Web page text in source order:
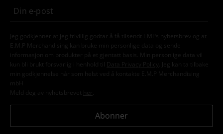
Jeg godkjenner at jeg frivillig godtar å få tilsendt EMPs nyhetsbrev og at
E.M.P Merchandising kan bruke min personlige data og sende
informasjon om produkter på et gjentatt basis. Min personlige data vil
kun bli brukt forsvarlig i henhold til
Data Privacy Policy
. Jeg kan ta tilbake
min godkjennelse når som helst ved å kontakte E.M.P Merchandising
mbH
Meld deg av nyhetsbrevet her
Abonner